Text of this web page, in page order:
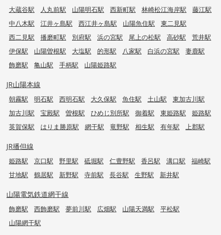
大蔵谷駅 人丸前駅 山陽明石駅 西新町駅 林崎松江海岸駅
藤江駅
中八木駅
江井ヶ島駅 西江井ヶ島駅 山陽魚住駅
東二見駅
西二見駅
播磨町駅 別府駅 浜の宮駅 尾上の松駅 高砂駅
荒井駅
伊保駅
山陽曽根駅 大塩駅 的形駅 八家駅 白浜の宮駅
妻鹿駅
飾磨駅
亀山駅 手柄駅 山陽姫路駅
JR山陽本線
朝霧駅 明石駅 西明石駅 大久保駅 魚住駅 土山駅
東加古川駅
加古川駅
宝殿駅 曽根駅 ひめじ別所駅 御着駅 東姫路駅
姫路駅
英賀保駅
はりま勝原駅 網干駅 竜野駅 相生駅 有年駅 上郡駅
JR播但線
姫路駅 京口駅 野里駅 砥堀駅 仁豊野駅 香呂駅 溝口駅
福崎駅
甘地駅
鶴居駅 新野駅 寺前駅 長谷駅 生野駅 新井駅
山陽電気鉄道網干線
飾磨駅 西飾磨駅 夢前川駅 広畑駅 山陽天満駅
平松駅
山陽網干駅